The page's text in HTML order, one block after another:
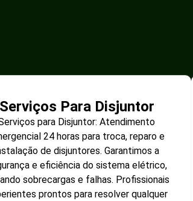
Serviços Para Disjuntor
para Disjuntor: Atendimento
24 horas para troca, reparo e
de disjuntores. Garantimos a
e eficiência do sistema elétrico,
sobrecargas e falhas. Profissionais
prontos para resolver qualquer